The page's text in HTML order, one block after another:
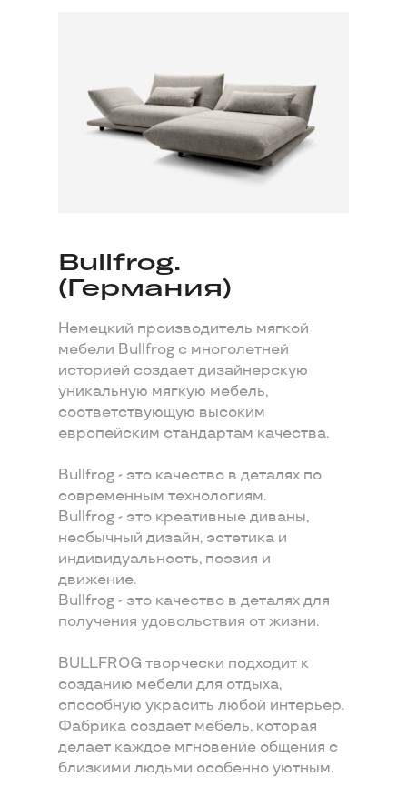
Bullfrog.
(Германия)
Немецкий производитель мягкой
мебели Bullfrog с многолетней
историей создает дизайнерскую
уникальную мягкую мебель,
соответствующую высоким
европейским стандартам качества.
Bullfrog - это качество в деталях по
современным технологиям.
Bullfrog - это креативные диваны,
необычный дизайн, эстетика и
индивидуальность, поэзия и
движение.
Bullfrog - это качество в деталях для
получения удовольствия от жизни.
BULLFROG творчески подходит к
созданию мебели для отдыха,
способную украсить любой интерьер.
Фабрика создает мебель, которая
делает каждое мгновение общения с
близкими людьми особенно уютным.